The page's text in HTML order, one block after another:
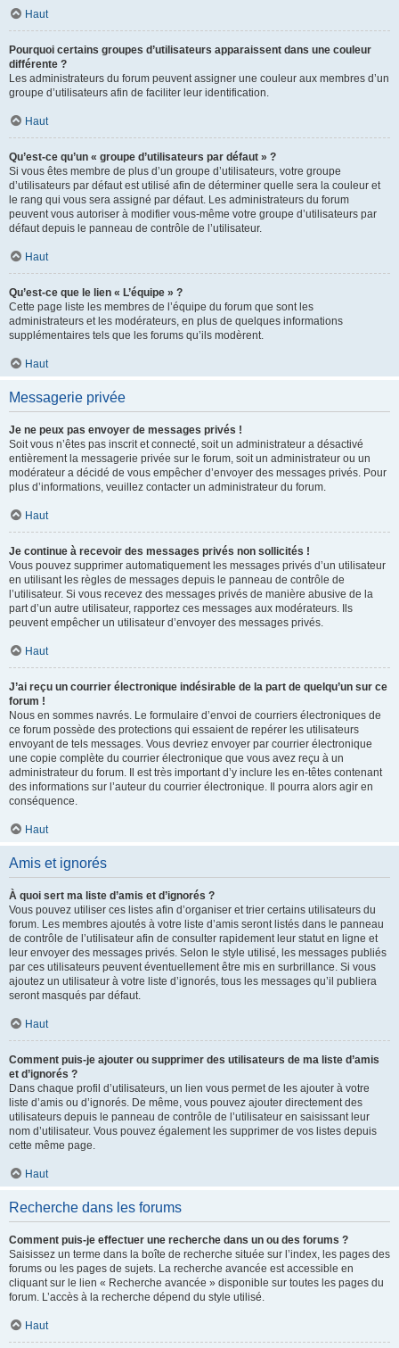
Haut
Pourquoi certains groupes d’utilisateurs apparaissent dans une couleur
différente ?
Les administrateurs du forum peuvent assigner une couleur aux membres d’un
groupe d’utilisateurs afin de faciliter leur identification.
Haut
Qu’est-ce qu’un « groupe d’utilisateurs par défaut » ?
Si vous êtes membre de plus d’un groupe d’utilisateurs, votre groupe
d’utilisateurs par défaut est utilisé afin de déterminer quelle sera la couleur et
le rang qui vous sera assigné par défaut. Les administrateurs du forum
peuvent vous autoriser à modifier vous-même votre groupe d’utilisateurs par
défaut depuis le panneau de contrôle de l’utilisateur.
Haut
Qu’est-ce que le lien « L’équipe » ?
Cette page liste les membres de l’équipe du forum que sont les
administrateurs et les modérateurs, en plus de quelques informations
supplémentaires tels que les forums qu’ils modèrent.
Haut
Messagerie privée
Je ne peux pas envoyer de messages privés !
Soit vous n’êtes pas inscrit et connecté, soit un administrateur a désactivé
entièrement la messagerie privée sur le forum, soit un administrateur ou un
modérateur a décidé de vous empêcher d’envoyer des messages privés. Pour
plus d’informations, veuillez contacter un administrateur du forum.
Haut
Je continue à recevoir des messages privés non sollicités !
Vous pouvez supprimer automatiquement les messages privés d’un utilisateur
en utilisant les règles de messages depuis le panneau de contrôle de
l’utilisateur. Si vous recevez des messages privés de manière abusive de la
part d’un autre utilisateur, rapportez ces messages aux modérateurs. Ils
peuvent empêcher un utilisateur d’envoyer des messages privés.
Haut
J’ai reçu un courrier électronique indésirable de la part de quelqu’un sur ce
forum !
Nous en sommes navrés. Le formulaire d’envoi de courriers électroniques de
ce forum possède des protections qui essaient de repérer les utilisateurs
envoyant de tels messages. Vous devriez envoyer par courrier électronique
une copie complète du courrier électronique que vous avez reçu à un
administrateur du forum. Il est très important d’y inclure les en-têtes contenant
des informations sur l’auteur du courrier électronique. Il pourra alors agir en
conséquence.
Haut
Amis et ignorés
À quoi sert ma liste d’amis et d’ignorés ?
Vous pouvez utiliser ces listes afin d’organiser et trier certains utilisateurs du
forum. Les membres ajoutés à votre liste d’amis seront listés dans le panneau
de contrôle de l’utilisateur afin de consulter rapidement leur statut en ligne et
leur envoyer des messages privés. Selon le style utilisé, les messages publiés
par ces utilisateurs peuvent éventuellement être mis en surbrillance. Si vous
ajoutez un utilisateur à votre liste d’ignorés, tous les messages qu’il publiera
seront masqués par défaut.
Haut
Comment puis-je ajouter ou supprimer des utilisateurs de ma liste d’amis
et d’ignorés ?
Dans chaque profil d’utilisateurs, un lien vous permet de les ajouter à votre
liste d’amis ou d’ignorés. De même, vous pouvez ajouter directement des
utilisateurs depuis le panneau de contrôle de l’utilisateur en saisissant leur
nom d’utilisateur. Vous pouvez également les supprimer de vos listes depuis
cette même page.
Haut
Recherche dans les forums
Comment puis-je effectuer une recherche dans un ou des forums ?
Saisissez un terme dans la boîte de recherche située sur l’index, les pages des
forums ou les pages de sujets. La recherche avancée est accessible en
cliquant sur le lien « Recherche avancée » disponible sur toutes les pages du
forum. L’accès à la recherche dépend du style utilisé.
Haut